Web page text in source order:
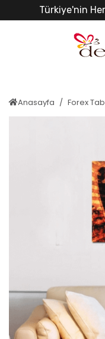
Türkiye'nin
Anasayfa Forex